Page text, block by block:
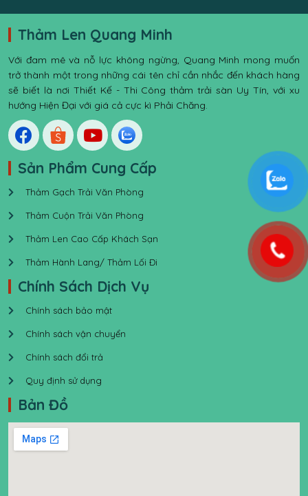
Thảm Len Quang Minh
Với đam mê và nỗ lực không ngừng, Quang Minh mong muốn
trở thành một trong những cái tên chỉ cần nhắc đến khách hàng
sẽ biết là nơi Thiết Kế - Thi Công thảm trải sàn Uy Tín, với xu
hướng Hiện Đại với giá cả cực kì Phải Chăng.
Sản Phẩm Cung Cấp
Thảm Gạch Trải Văn Phòng
Thảm Cuộn Trải Văn Phòng
Thảm Len Cao Cấp Khách Sạn
Thảm Hành Lang/ Thảm Lối Đi
Chính Sách Dịch Vụ
Chính sách bảo mật
Chính sách vận chuyển
Chính sách đổi trả
Quy định sử dụng
Bản Đồ